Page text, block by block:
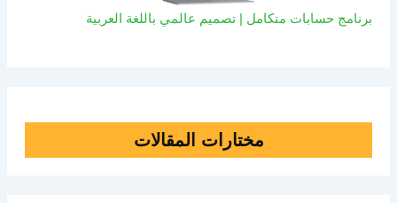
برنامج حسابات متكامل | تصميم عالمي باللغة العربية
مختارات المقالات